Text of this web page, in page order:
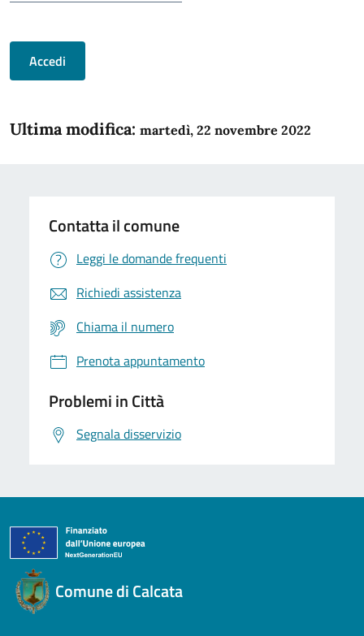
Accedi
Ultima modifica: martedì, 22 novembre 2022
Contatta il comune
Leggi le domande frequenti
Richiedi assistenza
Chiama il numero
Prenota appuntamento
Problemi in Città
Segnala disservizio
Comune di Calcata